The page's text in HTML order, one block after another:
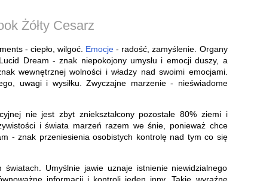
Żółty Cesarz
- ciepło, wilgoć. Emocje - radość, zamyślenie. Organy
Dream - znak niepokojony umysłu i emocji duszy, a
wewnętrznej wolności i władzy nad swoimi emocjami.
uwagi i wysiłku. Zwyczajne marzenie - nieświadome
nie jest zbyt zniekształcony pozostałe 80% ziemi i
i świata marzeń razem we śnie, ponieważ chce
- znak przeniesienia osobistych kontrolę nad tym co się
Umyślnie jawie uznaje istnienie niewidzialnego